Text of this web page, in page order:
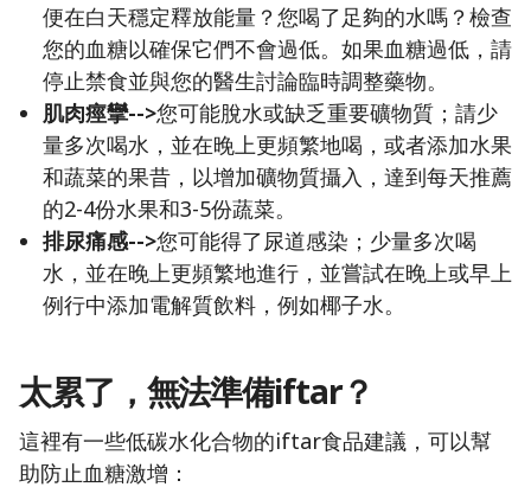
便在白天穩定釋放能量？您喝了足夠的水嗎？檢查
您的血糖以確保它們不會過低。如果血糖過低，請
停止禁食並與您的醫生討論臨時調整藥物。
肌肉痙攣-->您可能脫水或缺乏重要礦物質；請少
量多次喝水，並在晚上更頻繁地喝，或者添加水果
和蔬菜的果昔，以增加礦物質攝入，達到每天推薦
的2-4份水果和3-5份蔬菜。
排尿痛感-->您可能得了尿道感染；少量多次喝
水，並在晚上更頻繁地進行，並嘗試在晚上或早上
例行中添加電解質飲料，例如椰子水。
太累了，無法準備iftar？
這裡有一些低碳水化合物的iftar食品建議，可以幫
助防止血糖激增：